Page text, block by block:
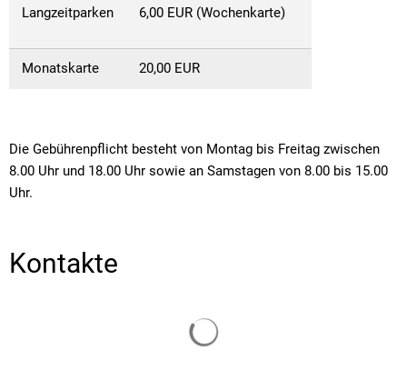
Langzeitparken 6,00 EUR (Wochenkarte)
Monatskarte 20,00 EUR
Die Gebührenpflicht besteht von Montag bis Freitag zwischen
8.00 Uhr und 18.00 Uhr sowie an Samstagen von 8.00 bis 15.00
Uhr.
Kontakte